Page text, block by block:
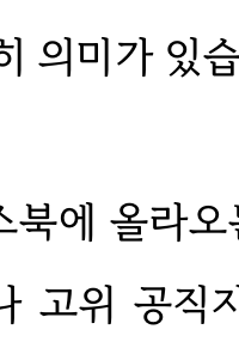
의미가 있
북에 올라
고위 공직